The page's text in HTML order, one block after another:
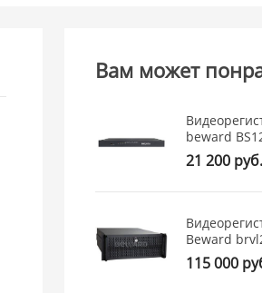
Вам может
beward
21 200 руб.
Beward
115 000